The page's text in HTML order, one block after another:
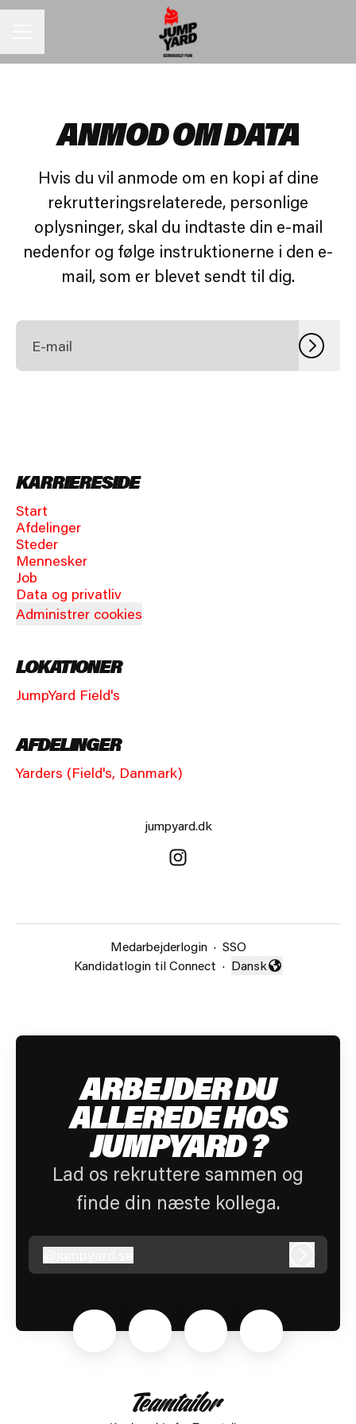
ANMOD OM DATA
Hvis du vil anmode om en kopi af dine
rekrutteringsrelaterede, personlige
oplysninger, skal du indtaste din e-mail
nedenfor og følge instruktionerne i den e-
mail, som er blevet sendt til dig.
KARRIERESIDE
Start
Afdelinger
Steder
Mennesker
Job
Data og privatliv
Administrer cookies
LOKATIONER
JumpYard Field's
AFDELINGER
Yarders (Field's, Danmark)
jumpyard.dk
Medarbejderlogin · SSO
Kandidatlogin til Connect · Skift sprog
Dansk
ARBEJDER DU
ALLEREDE HOS
JUMPYARD ?
Lad os rekruttere sammen og
finde din næste kollega.
jumpyard.se